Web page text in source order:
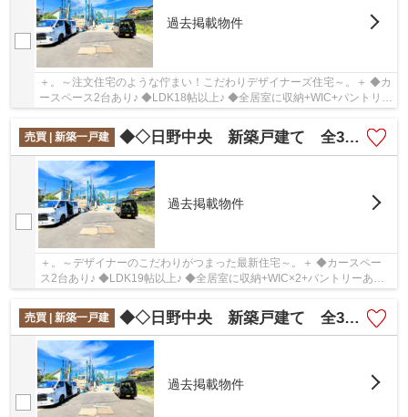
過去掲載物件
＋。～注文住宅のような佇まい！こだわりデザイナーズ住宅～。＋ ◆カ
ースペース2台あり♪ ◆LDK18帖以上♪ ◆全居室に収納+WIC+パントリー
売買 | 新築一戸建
◆◇日野中央 新築戸建て 全3棟◇◆
過去掲載物件
＋。～デザイナーのこだわりがつまった最新住宅～。＋ ◆カースペー
ス2台あり♪ ◆LDK19帖以上♪ ◆全居室に収納+WIC×2+パントリーあり
の収納豊富プラン♪
売買 | 新築一戸建
◆◇日野中央 新築戸建て 全3棟◇◆
過去掲載物件